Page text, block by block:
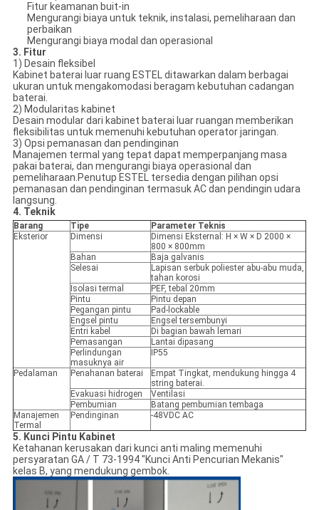
Fitur keamanan buit-in
Mengurangi biaya untuk teknik, instalasi, pemeliharaan dan
perbaikan
Mengurangi biaya modal dan operasional
3. Fitur
1) Desain fleksibel
Kabinet baterai luar ruang ESTEL ditawarkan dalam berbagai
ukuran untuk mengakomodasi beragam kebutuhan cadangan
baterai.
2) Modularitas kabinet
Desain modular dari kabinet baterai luar ruangan memberikan
fleksibilitas untuk memenuhi kebutuhan operator jaringan.
3) Opsi pemanasan dan pendinginan
Manajemen termal yang tepat dapat memperpanjang masa
pakai baterai, dan mengurangi biaya operasional dan
pemeliharaan.Penutup ESTEL tersedia dengan pilihan opsi
pemanasan dan pendinginan termasuk AC dan pendingin udara
langsung.
4. Teknik
Barang Tipe
Parameter Teknis
Eksterior
Dimensi
Dimensi Eksternal: H × W × D 2000 ×
800 × 800mm
Bahan
Baja galvanis
Selesai
Lapisan serbuk poliester abu-abu muda,
tahan korosi
Isolasi termal
PEF, tebal 20mm
Pintu
Pintu depan
Pegangan pintu
Pad-lockable
Engsel pintu
Engsel tersembunyi
Entri kabel
Di bagian bawah lemari
Pemasangan
Lantai dipasang
Perlindungan
masuknya air
IP55
Pedalaman Penahanan baterai
Empat Tingkat, mendukung hingga 4
string baterai.
Evakuasi hidrogen
Ventilasi
Pembumian
Batang pembumian tembaga
Manajemen
Termal
Pendinginan -48VDC AC
5. Kunci Pintu Kabinet
Ketahanan kerusakan dari kunci anti maling memenuhi
persyaratan GA / T 73-1994 "Kunci Anti Pencurian Mekanis"
kelas B, yang mendukung gembok.